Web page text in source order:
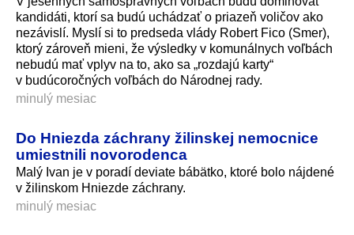
kandidáti, ktorí sa budú uchádzať o priazeň voličov ako
nezávislí. Myslí si to predseda vlády Robert Fico (Smer),
ktorý zároveň mieni, že výsledky v komunálnych voľbách
nebudú mať vplyv na to, ako sa „rozdajú karty“
v budúcoročných voľbách do Národnej rady.
minulý mesiac
Do Hniezda záchrany žilinskej nemocnice
umiestnili novorodenca
Malý Ivan je v poradí deviate bábätko, ktoré bolo nájdené
v žilinskom Hniezde záchrany.
minulý mesiac